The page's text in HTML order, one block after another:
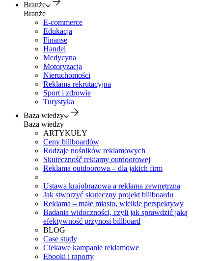
Branże
Branże
E-commerce
Edukacja
Finanse
Handel
Medycyna
Motoryzacja
Nieruchomości
Reklama rekrutacyjna
Sport i zdrowie
Turystyka
Baza wiedzy
Baza wiedzy
ARTYKUŁY
Ceny billboardów
Rodzaje nośników reklamowych
Skuteczność reklamy outdoorowej
Reklama outdoorowa – dla jakich firm
Ustawa krajobrazowa a reklama zewnętrzna
Jak stworzyć skuteczny projekt billboardu
Reklama – małe miasto, wielkie perspektywy
Badania widoczności, czyli jak sprawdzić jaką
efektywność przynosi billboard
BLOG
Case study
Ciekawe kampanie reklamowe
Ebooki i raporty